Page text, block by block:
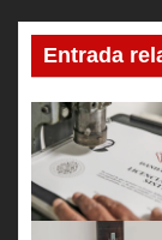
c
i
ó
n
d
Entrada